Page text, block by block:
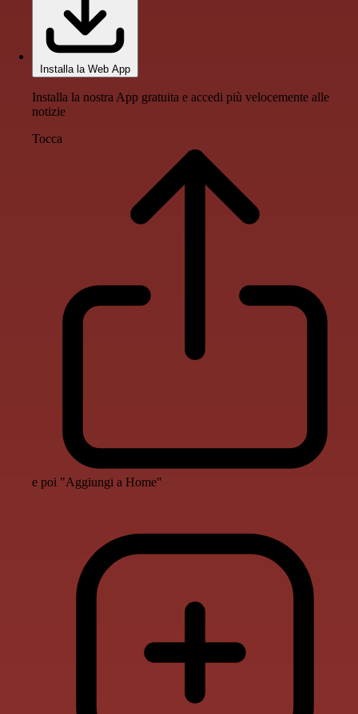
Installa la Web App
Installa la nostra App gratuita e accedi più velocemente alle
notizie
Tocca
e poi "Aggiungi a Home"